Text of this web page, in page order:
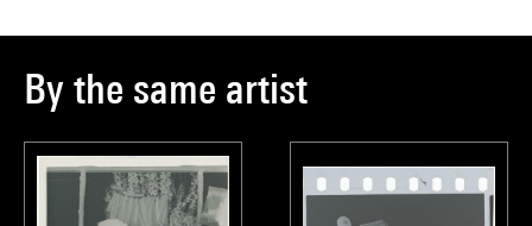
By the same artist